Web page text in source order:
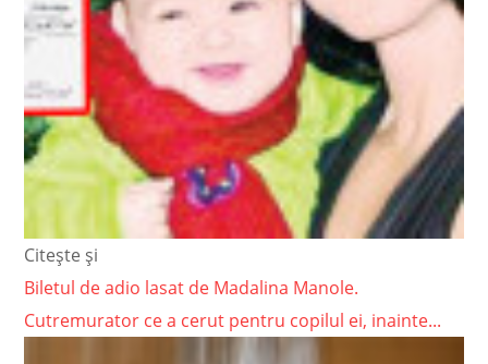
Citește și
Biletul de adio lasat de Madalina Manole.
Cutremurator ce a cerut pentru copilul ei, inainte...